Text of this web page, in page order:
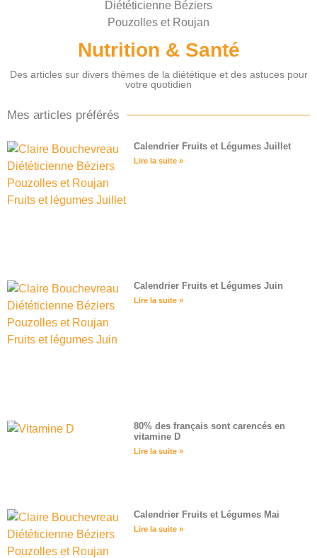
Nutrition & Santé
Des articles sur divers thèmes de la diététique et des astuces pour
votre quotidien
Mes articles préférés
Calendrier Fruits et Légumes Juillet
Lire la suite »
Calendrier Fruits et Légumes Juin
Lire la suite »
80% des français sont carencés en
vitamine D
Lire la suite »
Calendrier Fruits et Légumes Mai
Lire la suite »